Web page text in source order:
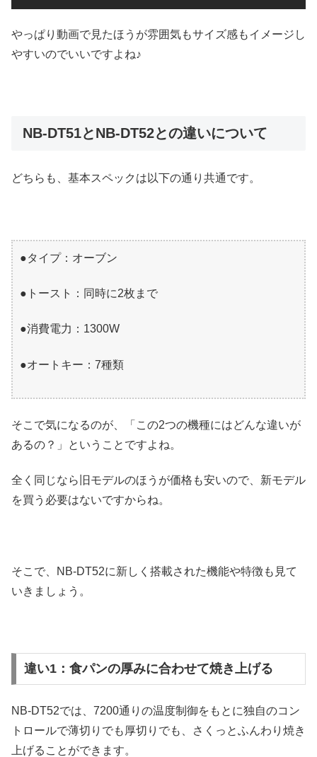
やっぱり動画で見たほうが雰囲気もサイズ感もイメージし
やすいのでいいですよね♪
NB-DT51とNB-DT52との違いについて
どちらも、基本スペックは以下の通り共通です。
●タイプ：オーブン
●トースト：同時に2枚まで
●消費電力：1300W
●オートキー：7種類
そこで気になるのが、「この2つの機種にはどんな違いが
あるの？」ということですよね。
全く同じなら旧モデルのほうが価格も安いので、新モデル
を買う必要はないですからね。
そこで、NB-DT52に新しく搭載された機能や特徴も見て
いきましょう。
違い1：食パンの厚みに合わせて焼き上げる
NB-DT52では、7200通りの温度制御をもとに独自のコン
トロールで薄切りでも厚切りでも、さくっとふんわり焼き
上げることができます。